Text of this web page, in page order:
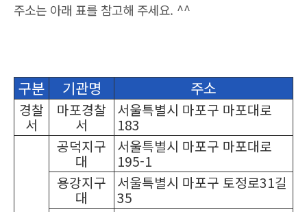
주소는 아래 표를 참고해 주세요. ^^
구분 기관명 주소
경찰
서
마포경찰
서
서울특별시 마포구 마포대로
183
공덕지구
대
서울특별시 마포구 마포대로
195-1
용강지구
대
서울특별시 마포구 토정로31길
35